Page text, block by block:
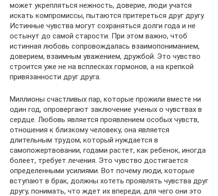
может укрепляться нежность, доверие, люди учатся
искать компромиссы, пытаются притереться друг другу.
Истинные чувства могут сохраняться долги года и не
остынут до самой старости. При этом важно, чтоб
истинная любовь сопровождалась взаимопониманием,
доверием, взаимным уважением, дружбой. Это чувство
строится уже не на всплесках гормонов, а на крепкой
привязанности друг друга.
Миллионы счастливых пар, которые прожили вместе ни
один год, опровергают заключение ученых о чувствах в
сердце. Любовь является проявлением особых чувств,
отношения к близкому человеку, она является
длительным трудом, который нуждается в
самопожертвовании, годами растет, как ребенок, иногда
болеет, требует лечения. Это чувство достигается
определенными усилиями. Вот почему люди, которые
вступают в брак, должны хотеть проявлять чувства друг
другу, понимать, что ждет их впереди, для чего они это